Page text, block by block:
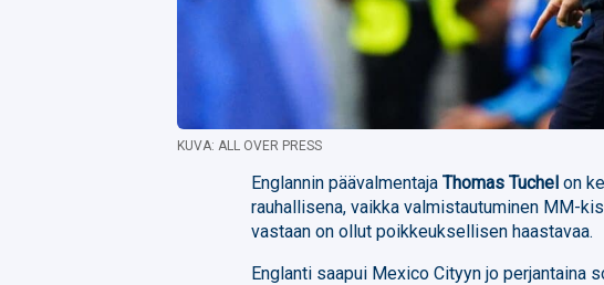
KUVA: ALL OVER PRESS
Englannin päävalmentajaThomas Tuchel on
rauhallisena, vaikka valmistautuminen MM-
vastaan on ollut poikkeuksellisen haastavaa.
Englanti saapui Mexico Cityyn jo perjantaina